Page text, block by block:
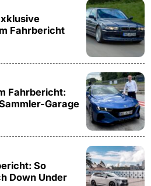
Fahrbericht
Fahrbericht:
Garage
So
Down Under